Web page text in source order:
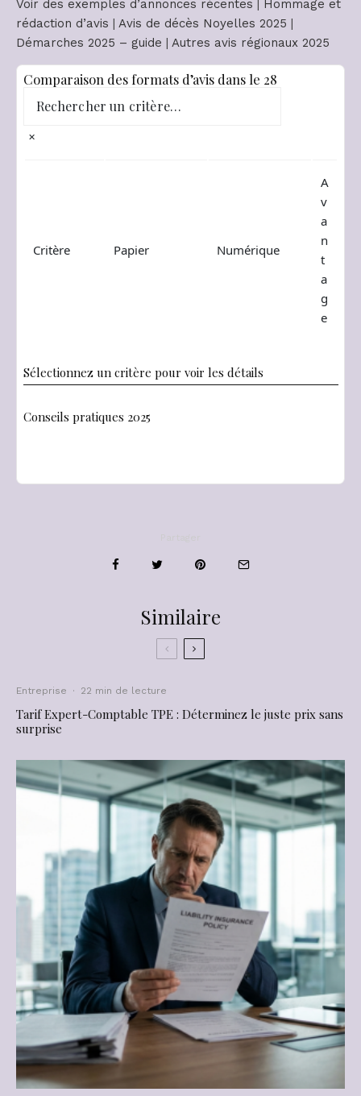
Voir des exemples d’annonces récentes
Hommage et
rédaction d’avis | Avis de décès Noyelles 2025 |
Démarches 2025 – guide | Autres avis régionaux 2025
Comparaison des formats d’avis dans le 28
✕
Critère Papier Numérique
A
v
a
n
t
a
g
e
Sélectionnez un critère pour voir les détails
Conseils pratiques 2025
Similaire
Entreprise · 22 min de lecture
Tarif Expert-Comptable TPE : Déterminez le juste prix sans
surprise